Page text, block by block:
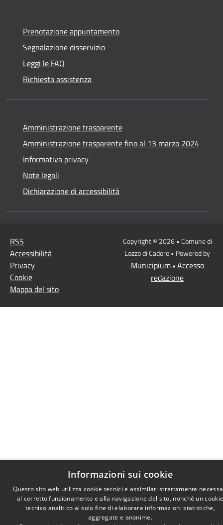
Prenotazione appuntamento
Segnalazione disservizio
Leggi le FAQ
Richiesta assistenza
Amministrazione trasparente
Amministrazione trasparente fino al 13 marzo 2024
Informativa privacy
Note legali
Dichiarazione di accessibilità
RSS
Accessibilità
Privacy
Cookie
Mappa del sito
Copyright © 2026 • Comune di
Lozzo di Cadore • Powered by
Municipium• Accesso
redazione
Informazioni sui cookie
Questo sito web utilizza cookie tecnici e assimilati strettamente
al corretto funzionamento e alla navigazione del sito, nonché un
tecnico analitico al solo fine di elaborare informazioni statistiche,
aggregate e anonime.